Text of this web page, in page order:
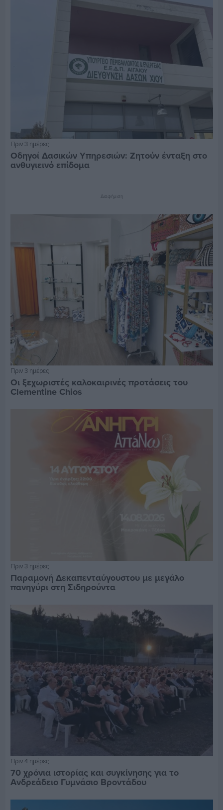
Πριν 3 ημέρες
Οδηγοί Δασικών Υπηρεσιών: Ζητούν ένταξη στο
ανθυγιεινό επίδομα
Διαφήμιση
Πριν 3 ημέρες
Οι ξεχωριστές καλοκαιρινές προτάσεις του
Clementine Chios
Πριν 3 ημέρες
Παραμονή Δεκαπενταύγουστου με μεγάλο
πανηγύρι στη Σιδηρούντα
Πριν 4 ημέρες
70 χρόνια ιστορίας και συγκίνησης για το
Ανδρεάδειο Γυμνάσιο Βροντάδου